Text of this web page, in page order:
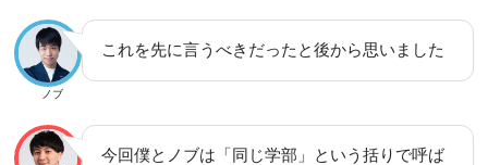
ノブ
これを先に言うべきだったと後から思いました
今回僕とノブは「同じ学部」という括りで呼ば